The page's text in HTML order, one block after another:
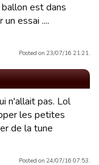
est dans
essai ....
Posted on 23/07/16 21:21.
n'allait pas. Lol
les petites
de la tune
Posted on 24/07/16 07:53.